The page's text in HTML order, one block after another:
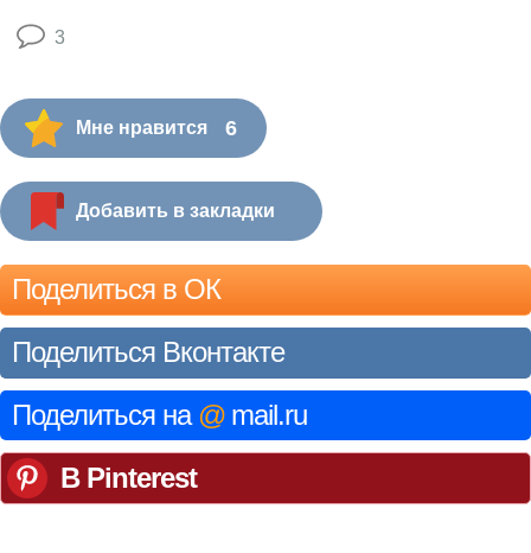
3
Мне нравится 6
Добавить в закладки
Поделиться в ОК
Поделиться Вконтакте
Поделиться на @ mail.ru
В Pinterest